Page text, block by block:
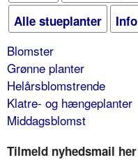
Alle stueplanter
Info
Blomster
Grønne planter
Helårsblomstrende
Klatre- og hængeplanter
Middagsblomst
Tilmeld nyhedsmail her